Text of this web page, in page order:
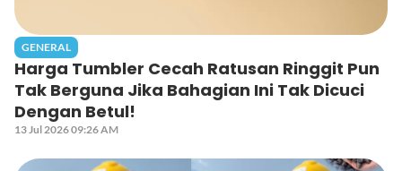
GENERAL
Harga Tumbler Cecah Ratusan Ringgit Pun
Tak Berguna Jika Bahagian Ini Tak Dicuci
Dengan Betul!
13 Jul 2026 09:26 AM